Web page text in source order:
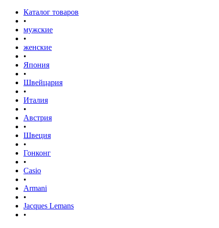
Каталог товаров
•
мужские
•
женские
•
Япония
•
Швейцария
•
Италия
•
Австрия
•
Швеция
•
Гонконг
•
Casio
•
Armani
•
Jacques Lemans
•